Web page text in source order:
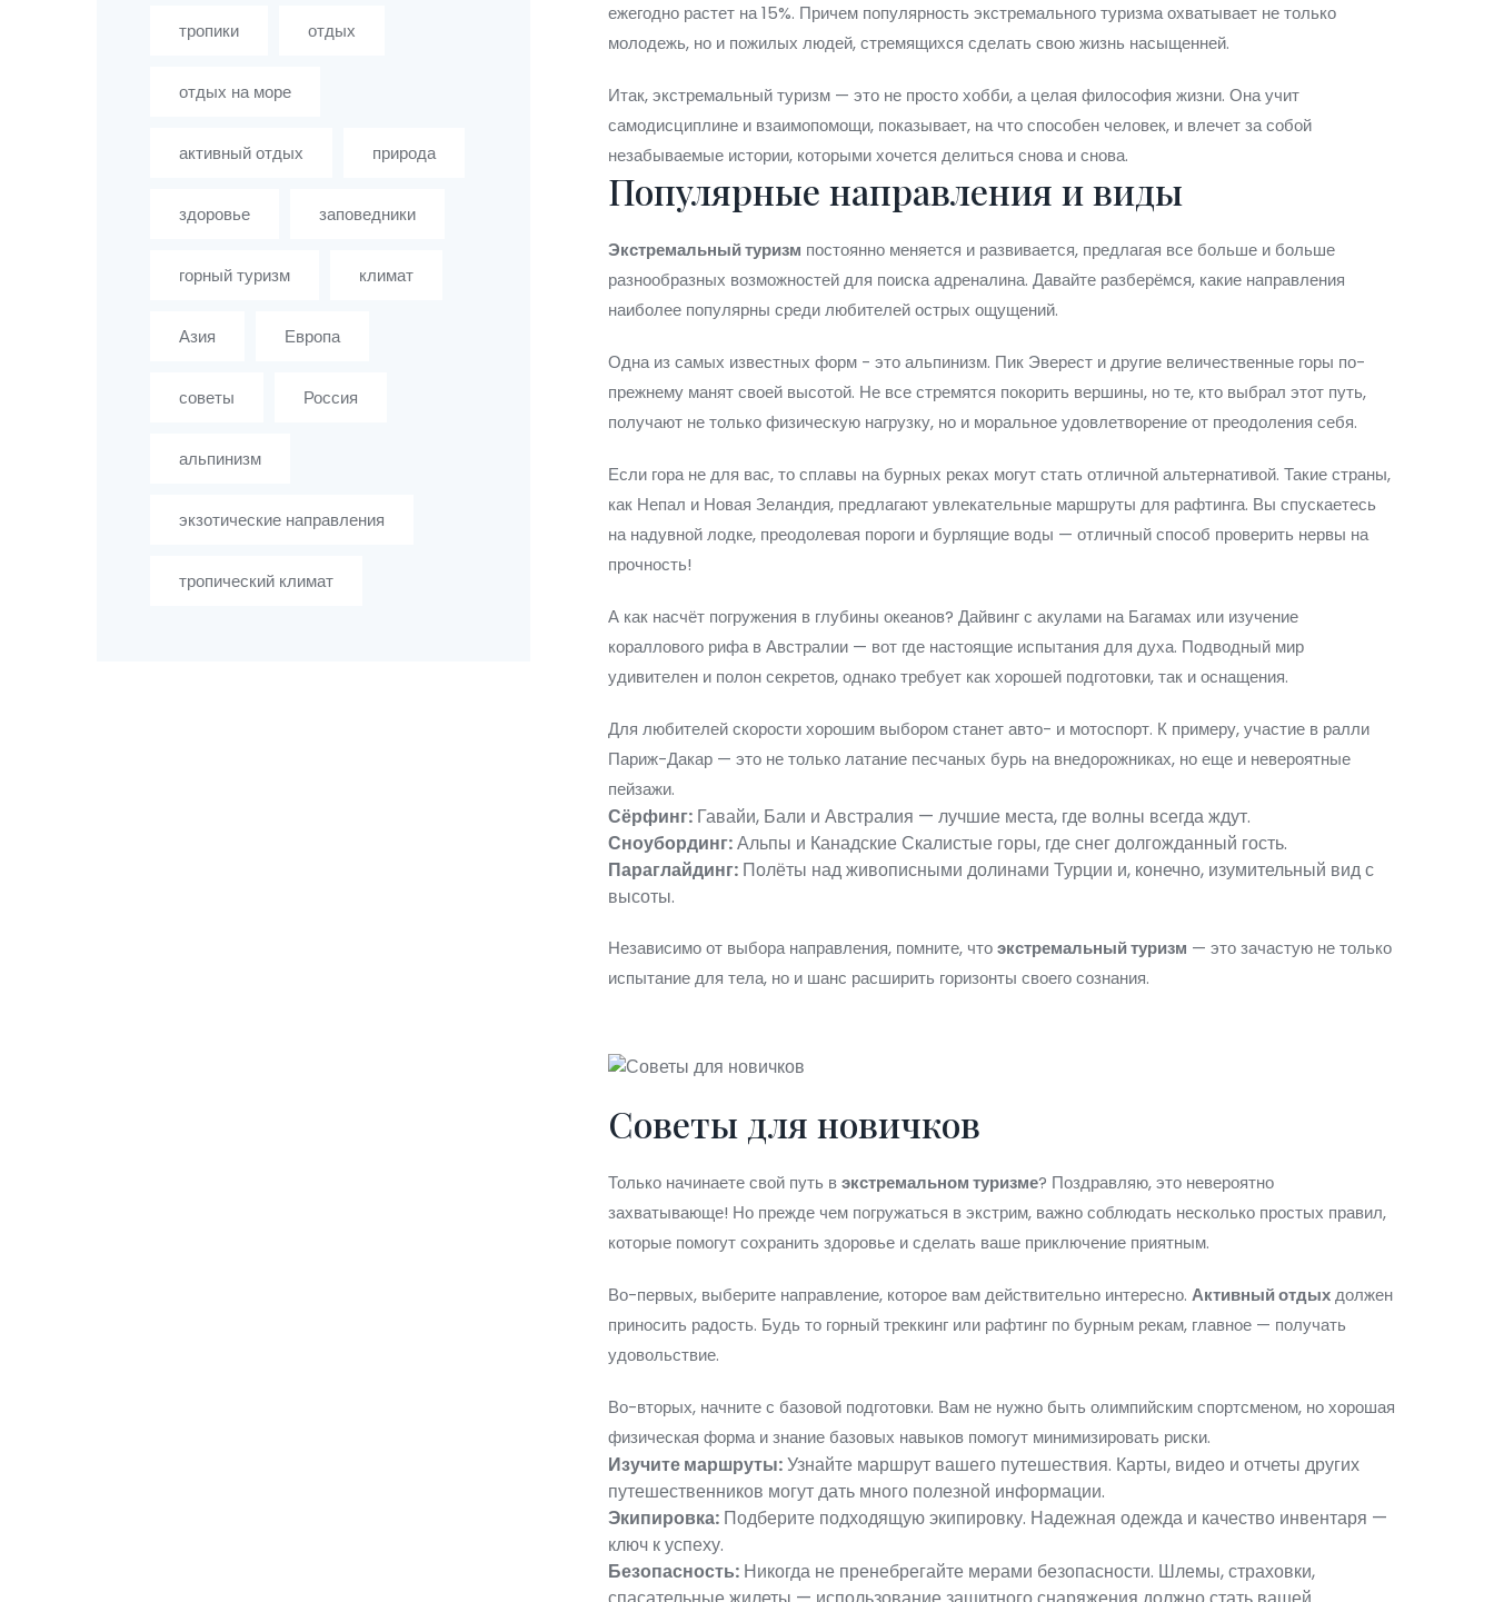
ежегодно растет на 15%. Причем популярность экстремального туризма охватывает не только
молодежь, но и пожилых людей, стремящихся сделать свою жизнь насыщенней.
Итак, экстремальный туризм — это не просто хобби, а целая философия жизни. Она учит
самодисциплине и взаимопомощи, показывает, на что способен человек, и влечет за собой
незабываемые истории, которыми хочется делиться снова и снова.
Популярные направления и виды
Экстремальный туризм постоянно меняется и развивается, предлагая все больше и больше
разнообразных возможностей для поиска адреналина. Давайте разберёмся, какие направления
наиболее популярны среди любителей острых ощущений.
Одна из самых известных форм - это альпинизм. Пик Эверест и другие величественные горы по-
прежнему манят своей высотой. Не все стремятся покорить вершины, но те, кто выбрал этот путь,
получают не только физическую нагрузку, но и моральное удовлетворение от преодоления себя.
Если гора не для вас, то сплавы на бурных реках могут стать отличной альтернативой. Такие страны,
как Непал и Новая Зеландия, предлагают увлекательные маршруты для рафтинга. Вы спускаетесь
на надувной лодке, преодолевая пороги и бурлящие воды — отличный способ проверить нервы на
прочность!
А как насчёт погружения в глубины океанов? Дайвинг с акулами на Багамах или изучение
кораллового рифа в Австралии — вот где настоящие испытания для духа. Подводный мир
удивителен и полон секретов, однако требует как хорошей подготовки, так и оснащения.
Для любителей скорости хорошим выбором станет авто- и мотоспорт. К примеру, участие в ралли
Париж-Дакар — это не только латание песчаных бурь на внедорожниках, но еще и невероятные
пейзажи.
Сёрфинг: Гавайи, Бали и Австралия — лучшие места, где волны всегда ждут.
Сноубординг:Альпы и Канадские Скалистые горы, где снег долгожданный гость.
Параглайдинг: Полёты над живописными долинами Турции и, конечно, изумительный вид с
высоты.
Независимо от выбора направления, помните, чтоэкстремальный туризм — это зачастую не только
испытание для тела, но и шанс расширить горизонты своего сознания.
Советы для новичков
Только начинаете свой путь вэкстремальном туризме? Поздравляю, это невероятно
захватывающе! Но прежде чем погружаться в экстрим, важно соблюдать несколько простых правил,
которые помогут сохранить здоровье и сделать ваше приключение приятным.
Во-первых, выберите направление, которое вам действительно интересно. Активный отдыхдолжен
приносить радость. Будь то горный треккинг или рафтинг по бурным рекам, главное — получать
удовольствие.
Во-вторых, начните с базовой подготовки. Вам не нужно быть олимпийским спортсменом, но хорошая
физическая форма и знание базовых навыков помогут минимизировать риски.
Изучите маршруты:Узнайте маршрут вашего путешествия. Карты, видео и отчеты других
путешественников могут дать много полезной информации.
Экипировка: Подберите подходящую экипировку. Надежная одежда и качество инвентаря —
ключ к успеху.
Безопасность: Никогда не пренебрегайте мерами безопасности. Шлемы, страховки,
тропики отдых
отдых на море
активный отдых природа
здоровье заповедники
горный туризм климат
Азия Европа
советы Россия
альпинизм
экзотические направления
тропический климат